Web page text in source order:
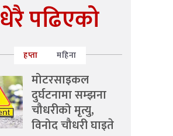
धेरै पढिएको
हप्ता महिना
मोटरसाइकल
दुर्घटनामा सम्झना
चौधरीको मृत्यु,
विनोद चौधरी घाइते